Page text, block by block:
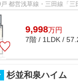
山手
9,998万円
7階 / 1LDK /
杉並和泉ハイム